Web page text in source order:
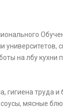
на лбу кухни
гигиена
мясные